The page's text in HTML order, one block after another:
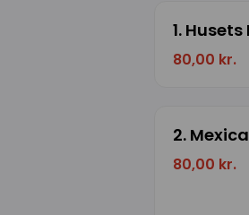
1. Husets
80,00 kr.
2.
80,00 kr.